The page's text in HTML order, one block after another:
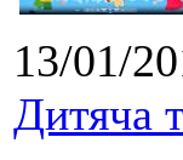
13/01/
Дитяча